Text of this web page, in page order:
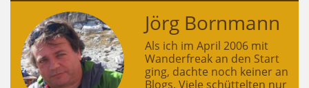
Jörg Bornmann
Als ich im April 2006 mit
Wanderfreak an den Start
ging, dachte noch keiner an
Blogs. Viele schüttelten nur